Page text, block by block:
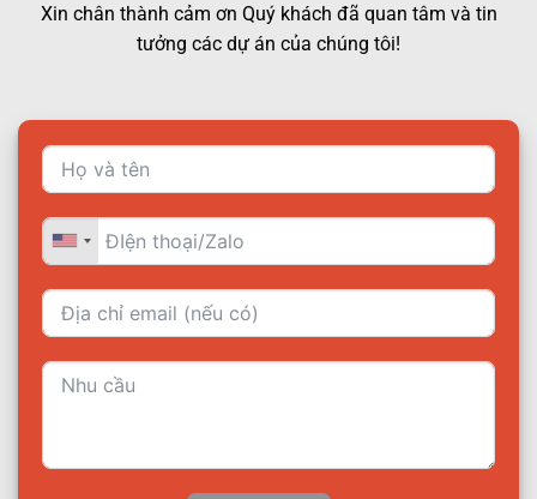
Xin chân thành cảm ơn Quý khách đã quan tâm và tin
tưởng các dự án của chúng tôi!